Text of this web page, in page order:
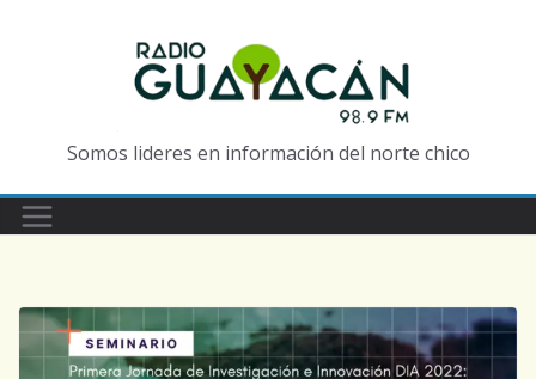
Somos lideres en información del norte chico